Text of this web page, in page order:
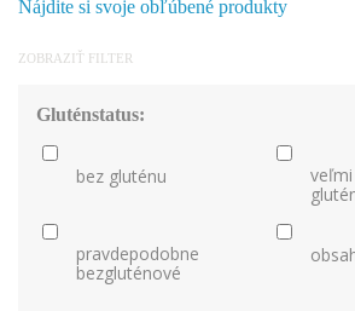
Nájdite si svoje obľúbené produkty
ZOBRAZIŤ FILTER
Gluténstatus:
bez gluténu
pravdepodobne
bezgluténové